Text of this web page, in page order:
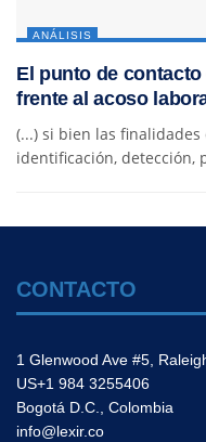
ANÁLISIS
El punto de
frente al acoso
(...) si bien las finalidades
identificación, detección,
CONTACTO
1 Glenwood Ave #5,
US+1 984 3255406
Bogotá D.C., Colombia
info@lexir.co